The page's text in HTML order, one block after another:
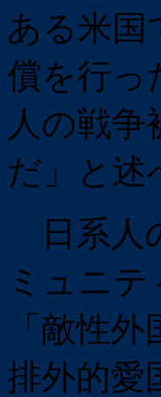
ある米国
償を行っ
人の戦
だ」と述
日系人
ミュニ
「敵性
排外的愛